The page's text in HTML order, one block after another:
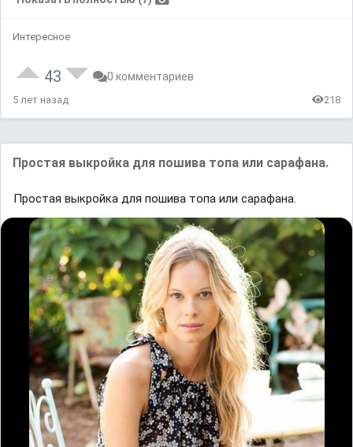
Интересное
43 0 комментариев
5 лет назад 218
Простая выкройка для пошива топа или сарафана.
Простая выкройка для пошива топа или сарафана.